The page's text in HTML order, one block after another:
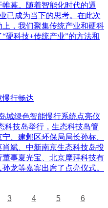
幕。随着智能化时代的逼
已成为当下的思考。在此次
，我们聚集传统产业和硬科
硬科技+传统产业”的方法和
慢行畅达
城绿色智能慢行系统点亮仪
科技岛举行，生态科技岛管
、建邺区环保局局长孙标、
斌、中新南京生态科技岛投
事夏光宝、北京摩拜科技有
龙等嘉宾出席了点亮仪式。
3 4 5
6